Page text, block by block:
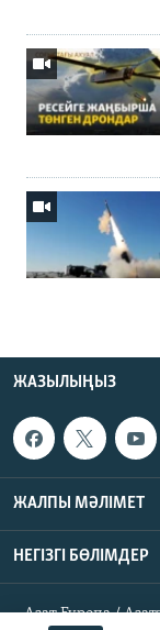
ЖАЗЫЛЫҢЫЗ
ЖАЛПЫ МӘЛІМЕТ
НЕГІЗГІ БӨЛІМДЕР
Азат Еуропа /